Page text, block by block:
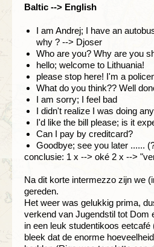
Baltic --> English
I am Andrej; I have an
why ? --> Djoser
Who are you? Why are you
hello; welcome to Lithuania!
please stop here! I'm a
What do you think?? Well
I am sorry; I feel bad
I didn't realize I was doing
I'd like the bill please; is it
Can I pay by creditcard?
Goodbye; see you later ......
conclusie: 1 x --> oké 2 x -->
Na dit korte intermezzo zijn we
gereden.
Het weer was gelukkig prima,
verkend van Jugendstil tot Dom
in een leuk studentikoos
bleek dat de enorme